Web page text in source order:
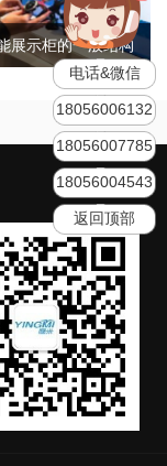
展示柜的一般结构
电话&微信
18056006132
18056007785
18056004543
返回顶部